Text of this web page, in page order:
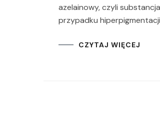
azelainowy, czyli
przypadku
CZYTAJ WIĘCEJ